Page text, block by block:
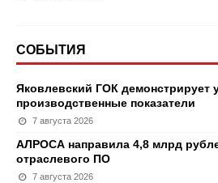
СОБЫТИЯ
Яковлевский ГОК демонстрирует
производственные показатели
7 августа 2026
АЛРОСА направила 4,8 млрд
отраслевого ПО
7 августа 2026